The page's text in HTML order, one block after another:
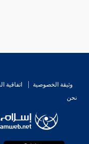
وثيقة الخصوصية اتفاقية
نحن